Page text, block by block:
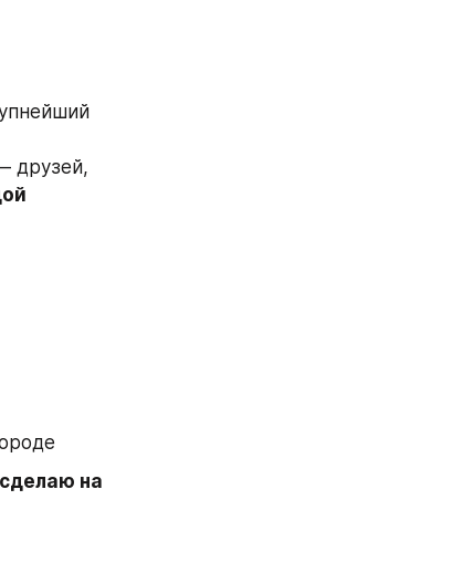
друзей,
на